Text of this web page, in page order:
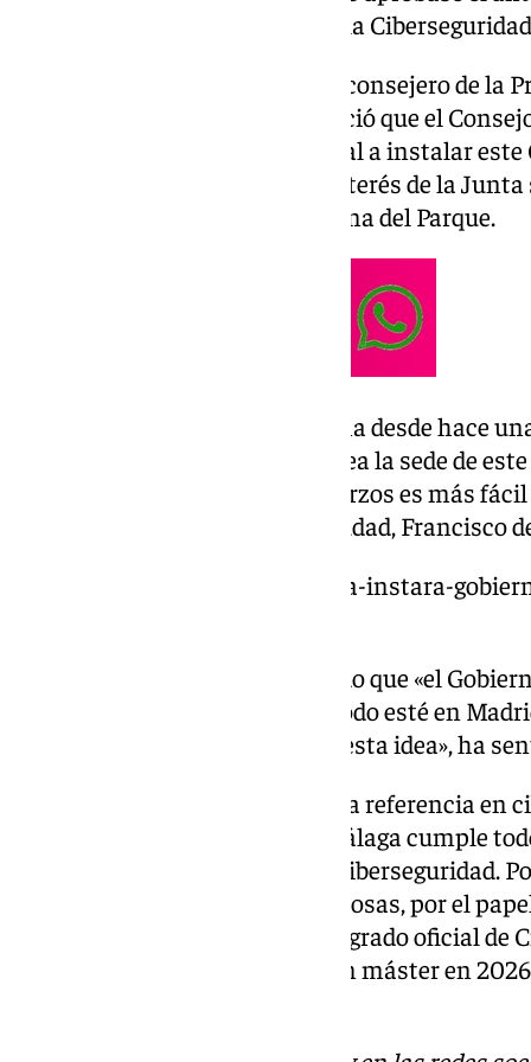
Coordinación y Gobernanza de la
Ya este martes 25 de febrero, el consejero de la
Andalucía, Antonio Sanz, anunció que el
viene instará al Gobierno central a instalar
Ciberseguridad en Málaga. El interés de la
presentada por el PP en la Casona del Parque.
«Hemos hablado sobre este tema desde hace
impresiones para que Málaga sea la sede de
Ciberseguridad. Sumando esfuerzos es más
ha expresado el alcalde de la ciudad, Francisco
https://www.101tv.es/andalucia-instara-
El regidor malagueño ha añadido que «el
descentralizar cosas y que no todo esté en
donde puede encajar muy bien esta idea», ha
«Málaga se ha convertido en una referencia en
la ciberseguridad en España. Málaga cumple
del futuro Centro Nacional de Ciberseguridad.
infraestructuras y, entre otras cosas, por el
primera en poner en marcha el grado oficial de
Artificial y hará lo propio con un máster en